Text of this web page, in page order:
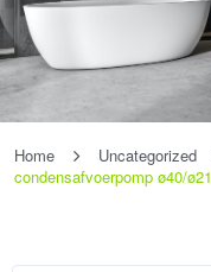
Home Uncategorized
condensafvoerpomp ø40/ø21